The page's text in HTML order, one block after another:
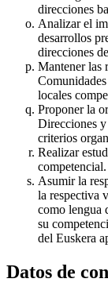
direcciones
Analizar el
desarrollos
direcciones
Mantener las
locales
Proponer la
Direcciones
criterios
Realizar
competencial.
Asumir la
la respectiva
como lengua
su
del Euskera
Datos de